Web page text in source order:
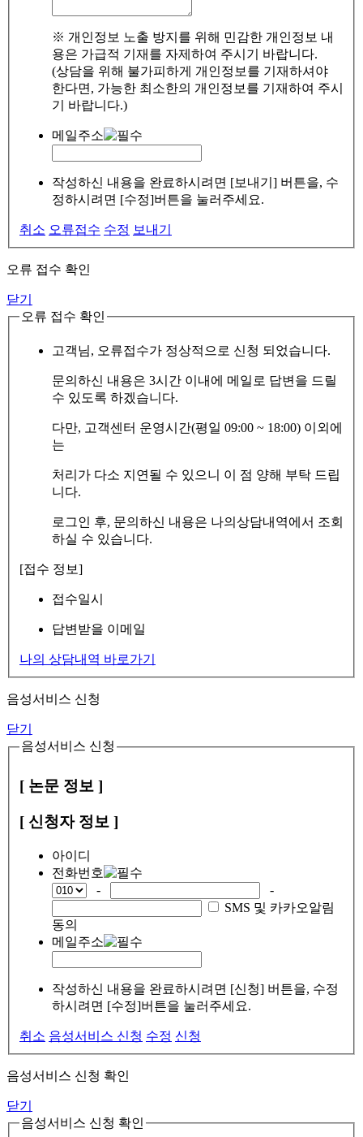
※ 개인정보 노출 방지를 위해 민감한 개인정보 내
용은 가급적 기재를 자제하여 주시기 바랍니다.
(상담을 위해 불가피하게 개인정보를 기재하셔야
한다면, 가능한 최소한의 개인정보를 기재하여 주시
기 바랍니다.)
메일주소
작성하신 내용을 완료하시려면 [보내기] 버튼을, 수
정하시려면 [수정]버튼을 눌러주세요.
취소 오류접수 수정 보내기
오류 접수 확인
닫기
오류 접수 확인
고객님, 오류접수가 정상적으로 신청 되었습니다.
문의하신 내용은 3시간 이내에 메일로 답변을 드릴
수 있도록 하겠습니다.
다만, 고객센터 운영시간(평일 09:00 ~ 18:00) 이외에
는
처리가 다소 지연될 수 있으니 이 점 양해 부탁 드립
니다.
로그인 후, 문의하신 내용은 나의상담내역에서 조회
하실 수 있습니다.
[접수 정보]
접수일시
답변받을 이메일
나의 상담내역 바로가기
음성서비스 신청
닫기
음성서비스 신청
[ 논문 정보 ]
[ 신청자 정보 ]
아이디
전화번호
-
-
SMS 및 카카오알림
동의
메일주소
작성하신 내용을 완료하시려면 [신청] 버튼을, 수정
하시려면 [수정]버튼을 눌러주세요.
취소 음성서비스 신청 수정 신청
음성서비스 신청 확인
닫기
음성서비스 신청 확인